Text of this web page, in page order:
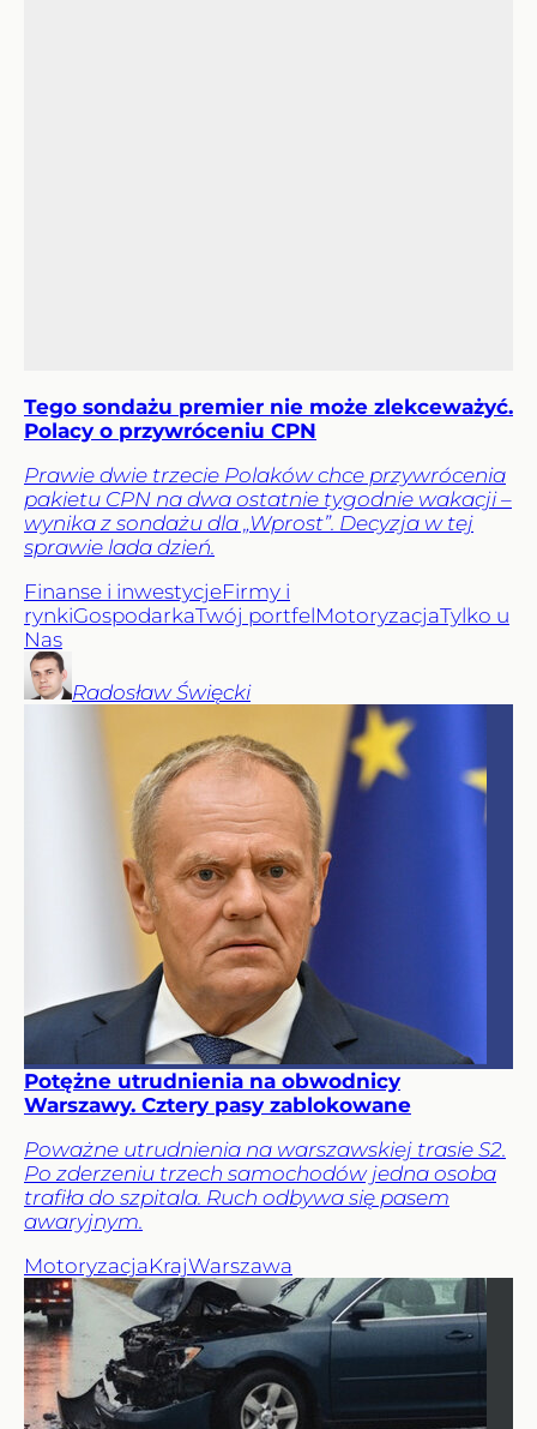
Tego sondażu premier nie może zlekceważyć.
Polacy o przywróceniu CPN
Prawie dwie trzecie Polaków chce przywrócenia
pakietu CPN na dwa ostatnie tygodnie wakacji –
wynika z sondażu dla „Wprost”. Decyzja w tej
sprawie lada dzień.
Finanse i inwestycjeFirmy i
rynkiGospodarkaTwój portfelMotoryzacjaTylko u
Nas
Radosław Święcki
Potężne utrudnienia na obwodnicy
Warszawy. Cztery pasy zablokowane
Poważne utrudnienia na warszawskiej trasie S2.
Po zderzeniu trzech samochodów jedna osoba
trafiła do szpitala. Ruch odbywa się pasem
awaryjnym.
MotoryzacjaKrajWarszawa